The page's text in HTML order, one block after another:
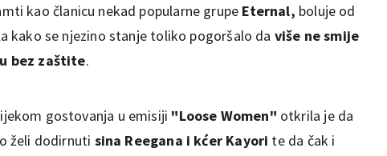
kao članicu nekad popularne grupe Eternal, boluje od
kako se njezino stanje toliko pogoršalo da više ne smije
bez zaštite.
gostovanja u emisiji "Loose Women" otkrila je da
želi dodirnuti sina Reegana i kćer Kayori te da čak i